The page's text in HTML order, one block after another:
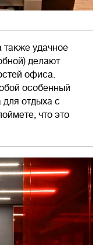
также удачное
делают
офиса.
особенный
для отдыха с
что это